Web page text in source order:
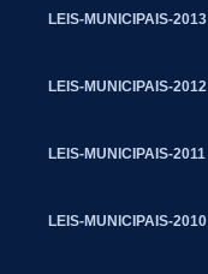
LEIS-MUNICIPAIS-2013
LEIS-MUNICIPAIS-2012
LEIS-MUNICIPAIS-2011
LEIS-MUNICIPAIS-2010